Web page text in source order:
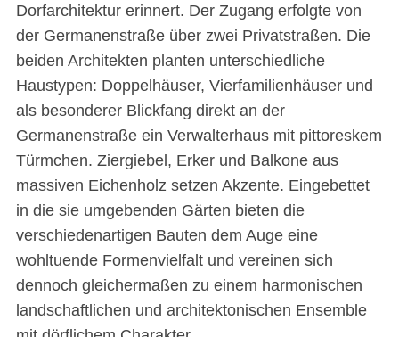
Dorfarchitektur erinnert. Der Zugang erfolgte von
der Germanenstraße über zwei Privatstraßen. Die
beiden Architekten planten unterschiedliche
Haustypen: Doppelhäuser, Vierfamilienhäuser und
als besonderer Blickfang direkt an der
Germanenstraße ein Verwalterhaus mit pittoreskem
Türmchen. Ziergiebel, Erker und Balkone aus
massiven Eichenholz setzen Akzente. Eingebettet
in die sie umgebenden Gärten bieten die
verschiedenartigen Bauten dem Auge eine
wohltuende Formenvielfalt und vereinen sich
dennoch gleichermaßen zu einem harmonischen
landschaftlichen und architektonischen Ensemble